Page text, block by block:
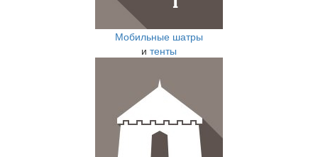
Мобильные шатры
и тенты